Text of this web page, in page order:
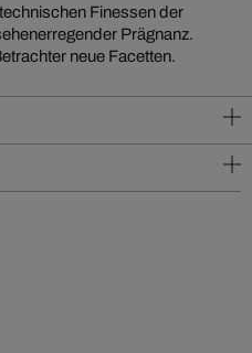
Finessen der
Prägnanz.
neue Facetten.